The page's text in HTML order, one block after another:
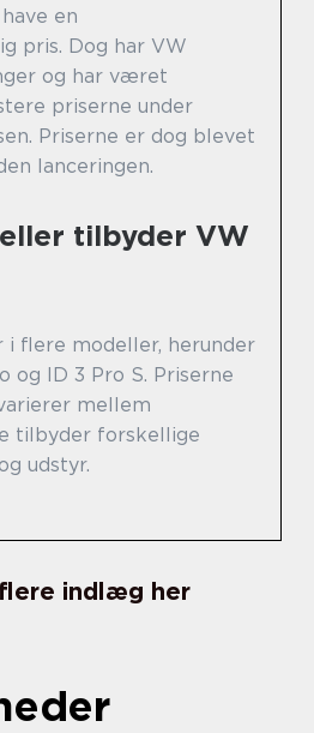
en
pris. Dog har VW
og har været
priserne under
Priserne er dog blevet
lanceringen.
tilbyder VW
i flere modeller, herunder
og ID 3 Pro S. Priserne
mellem
tilbyder forskellige
udstyr.
indlæg her